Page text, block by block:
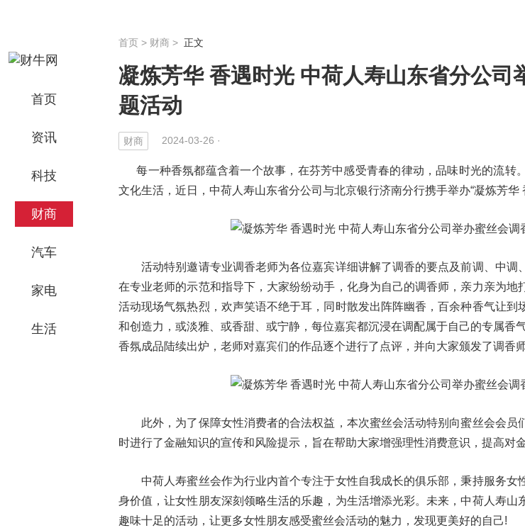
首页
资讯
科技
财商
汽车
家电
生活
首页 > 财商 > 正文
凝炼芳华 香遇时光 中荷人寿山东省分公司
题活动
财商 2024-03-26 ·
每一种香氛都蕴含着一个故事，在芬芳中感受青春的律动，品味时光的流转
文化生活，近日，中荷人寿山东省分公司与北京银行济南分行携手举办“凝炼芳华
活动特别邀请专业调香老师为各位嘉宾详细讲解了调香的要点及前调、中调
在专业老师的示范和指导下，大家纷纷动手，化身为自己的调香师，亲力亲为地
活动现场气氛热烈，欢声笑语不绝于耳，同时散发出阵阵幽香，百余种香气让到
和创造力，或淡雅、或香甜、或宁静，每位嘉宾都沉浸在调配属于自己的专属香
香氛成品陆续出炉，老师对嘉宾们的作品逐个进行了点评，并向大家颁发了调香师
此外，为了保障女性消费者的合法权益，本次蜜丝会活动特别向蜜丝会会员
时进行了金融知识的宣传和风险提示，旨在帮助大家增强理性消费意识，提高对
中荷人寿蜜丝会作为行业内首个专注于女性自我成长的俱乐部，秉持服务女
身价值，让女性朋友深刻领略生活的乐趣，为生活增添光彩。未来，中荷人寿山
趣味十足的活动，让更多女性朋友感受蜜丝会活动的魅力，发现更美好的自己!